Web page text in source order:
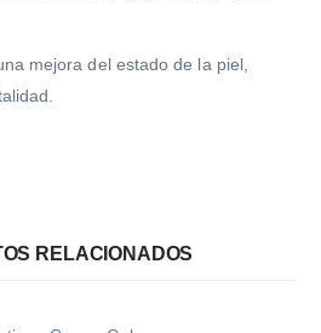
mejora del estado de la piel,
RELACIONADOS